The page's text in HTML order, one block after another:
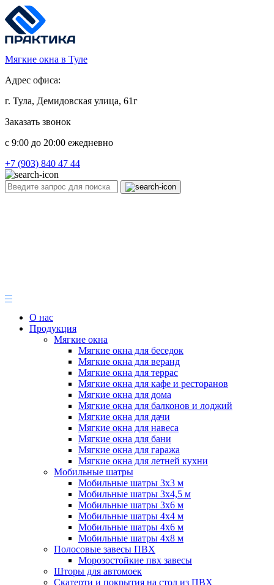
Мягкие окна в Туле
Адрес офиса:
г. Тула, Демидовская улица, 61г
Заказать звонок
c 9:00 до 20:00 ежедневно
+7 (903) 840 47 44
О нас
Продукция
Мягкие окна
Мягкие окна для беседок
Мягкие окна для веранд
Мягкие окна для террас
Мягкие окна для кафе и ресторанов
Мягкие окна для дома
Мягкие окна для балконов и лоджий
Мягкие окна для дачи
Мягкие окна для навеса
Мягкие окна для бани
Мягкие окна для гаража
Мягкие окна для летней кухни
Мобильные шатры
Мобильные шатры 3х3 м
Мобильные шатры 3х4,5 м
Мобильные шатры 3х6 м
Мобильные шатры 4х4 м
Мобильные шатры 4х6 м
Мобильные шатры 4х8 м
Полосовые завесы ПВХ
Морозостойкие пвх завесы
Шторы для автомоек
Скатерти и покрытия на стол из ПВХ